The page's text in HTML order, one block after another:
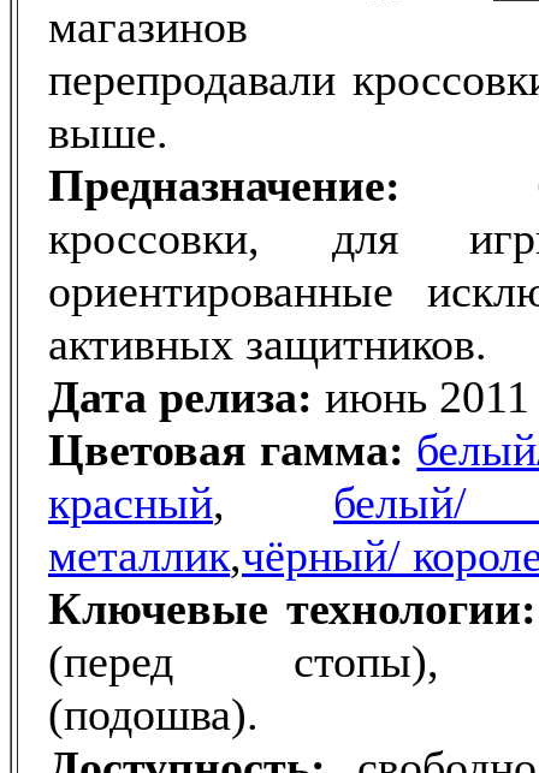
магазинов
перепродавали
выше.
Предназначение:
кроссовки, для
ориентированные
активных защитников.
Дата релиза: июнь 2011
Цветовая гамма:
красный,
белый/
металлик,чёрный/
Ключевые технологии:
(перед стопы),
(подошва).